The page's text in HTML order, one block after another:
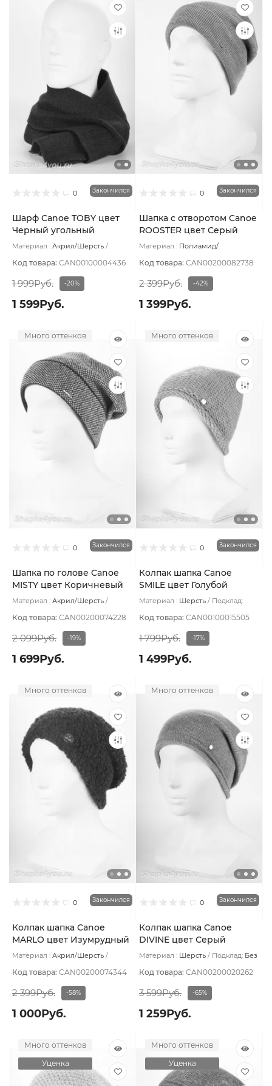
0 Закончился
Шарф Canoe TOBY цвет
Черный угольный
Материал : Акрил/Шерсть
Код товара: CAN00100004436
1 999Руб. -20%
1 599Руб.
0 Закончился
Шапка с отворотом Canoe
ROOSTER цвет Серый
Материал : Полиамид/
Подклад: Шерстяной подвяз
Код товара: CAN00200082738
2 399Руб. -42%
1 399Руб.
Много оттенков
0 Закончился
Шапка по голове Canoe
MISTY цвет Коричневый
Материал : Акрил/Шерсть
Код товара: CAN00200074228
2 099Руб. -19%
1 699Руб.
Много оттенков
0 Закончился
Колпак шапка Canoe
SMILE цвет Голубой
светлый
Материал : Шерсть
Подклад:
Код товара: CAN00100015505
1 799Руб. -17%
1 499Руб.
Много оттенков
0 Закончился
Колпак шапка Canoe
MARLO цвет Изумрудный
Материал : Акрил/Шерсть
Код товара: CAN00200074344
2 399Руб. -58%
1 000Руб.
Много оттенков
0 Закончился
Колпак шапка Canoe
DIVINE цвет Серый
Материал : Шерсть Подклад: Без
Код товара: CAN00200020262
3 599Руб. -65%
1 259Руб.
Много оттенков
Уценка
Много оттенков
Уценка